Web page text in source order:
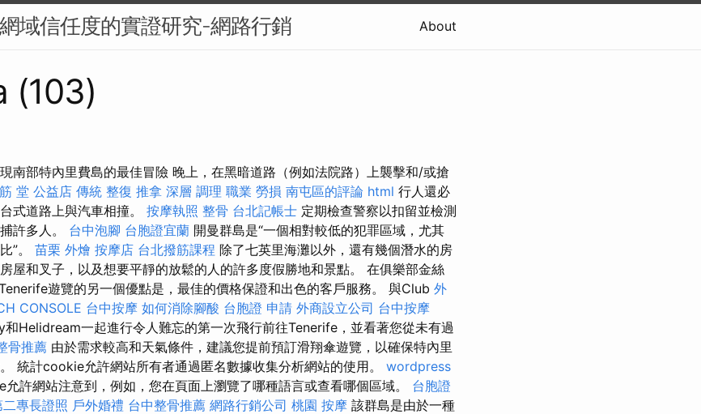
域信任度的實證研究-網路行銷 About
(103)
南部特內里費島的最佳冒險 晚上，在黑暗道路（例如法院路）上襲擊和/或搶
堂 公益店 傳統 整復 推拿 深層 調理 職業 勞損 南屯區的評論 html 行人還必
式道路上與汽車相撞。 按摩執照 整骨 台北記帳士 定期檢查警察以扣留並檢測
許多人。 台中泡腳 台胞證宜蘭 開曼群島是“一個相對較低的犯罪區域，尤其
”。 苗栗 外燴 按摩店 台北撥筋課程 除了七英里海灘以外，還有幾個潛水的房
屋和叉子，以及想要平靜的放鬆的人的許多度假勝地和景點。 在俱樂部金絲
遊覽的另一個優點是，最佳的價格保證和出色的客戶服務。 與Club 外
CONSOLE 台中按摩 如何消除腳酸 台胞證 申請 外商設立公司 台中按摩
和Helidream一起進行令人難忘的第一次飛行前往Tenerife，並看著您從未有過
骨推薦 由於需求較高和天氣條件，建議您提前預訂滑翔傘遊覽，以確保特內里
統計cookie允許網站所有者通過匿名數據收集分析網站的使用。 wordpress
許網站注意到，例如，您在頁面上瀏覽了哪種語言或查看哪個區域。 台胞證
二專長證照 戶外婚禮 台中整骨推薦 網路行銷公司 桃園 按摩 該群島是由於一種